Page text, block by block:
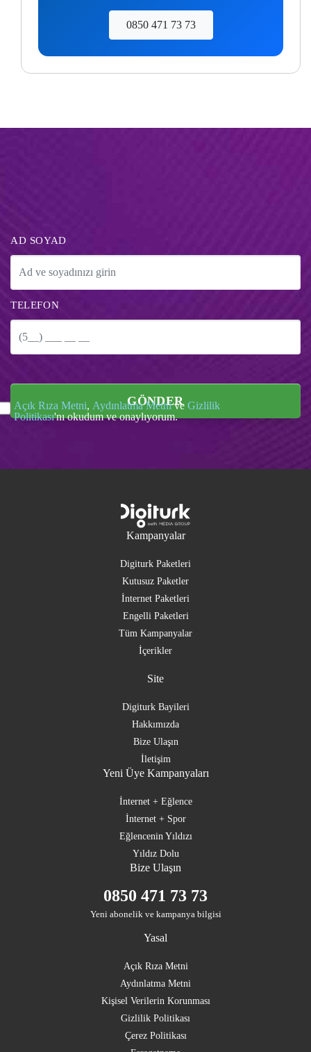
0850 471 73 73
AD SOYAD
TELEFON
GÖNDER
Açık Rıza Metni, Aydınlatma Metnive Gizlilik
Politikası'nı okudum ve onaylıyorum.
Kampanyalar
Digiturk Paketleri
Kutusuz Paketler
İnternet Paketleri
Engelli Paketleri
Tüm Kampanyalar
İçerikler
Site
Digiturk Bayileri
Hakkımızda
Bize Ulaşın
İletişim
Yeni Üye Kampanyaları
İnternet + Eğlence
İnternet + Spor
Eğlencenin Yıldızı
Yıldız Dolu
Bize Ulaşın
0850 471 73 73
Yeni abonelik ve kampanya bilgisi
Yasal
Açık Rıza Metni
Aydınlatma Metni
Kişisel Verilerin Korunması
Gizlilik Politikası
Çerez Politikası